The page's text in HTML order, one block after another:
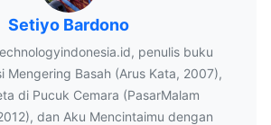
Setiyo Bardono
penulis buku
Mengering Basah (Arus Kata, 2007),
di Pucuk Cemara (PasarMalam
dan Aku Mencintaimu dengan